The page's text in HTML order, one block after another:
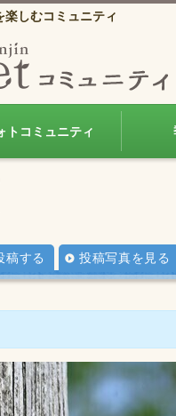
しむコミュニティ
トコミュニティ
稿する 投稿写真を見る